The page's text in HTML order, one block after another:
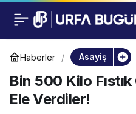
Haberler Asayiş
Bin 500 Kilo Fıstık
Ele Verdiler!
Bin 500 Kilo Fıstık
Çalmışlardı: Yakayı
Ele Verdiler!